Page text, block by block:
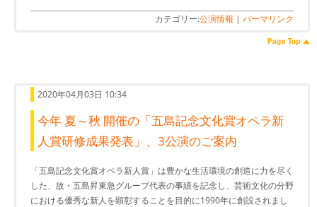
カテゴリー:公演情報 | パーマリンク
2020年04月03日 10:34
今年 夏～秋 開催の「五島記念文化賞オペラ新
人賞研修成果発表」、3公演のご案内
「五島記念文化賞オペラ新人賞」は豊かな生活環境の創造に力を尽く
した、故・五島昇東急グループ代表の事績を記念し、芸術文化の分野
における優秀な新人を顕彰することを目的に1990年に創設されまし